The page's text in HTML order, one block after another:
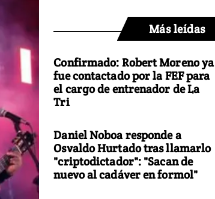
Más leídas
Confirmado: Robert Moreno ya
fue contactado por la FEF para
el cargo de entrenador de La
Tri
Daniel Noboa responde a
Osvaldo Hurtado tras llamarlo
"criptodictador": "Sacan de
nuevo al cadáver en formol"